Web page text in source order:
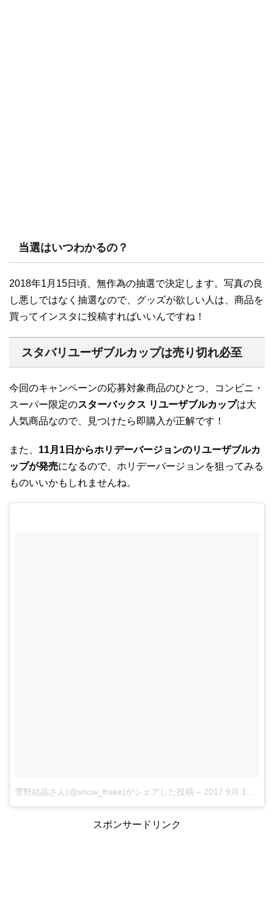
当選はいつわかるの？
2018年1月15日頃、無作為の抽選で決定します。写真の良
し悪しではなく抽選なので、グッズが欲しい人は、商品を
買ってインスタに投稿すればいいんですね！
スタバリユーザブルカップは売り切れ必至
今回のキャンペーンの応募対象商品のひとつ、コンビニ・
スーパー限定のスターバックス リユーザブルカップは大
人気商品なので、見つけたら即購入が正解です！
また、 11月1日からホリデーバージョンのリユーザブルカ
ップが発売になるので、ホリデーバージョンを狙ってみる
ものいいかもしれませんね。
雪野結晶さん(@snow_frake)がシェアした投稿 – 2017 9月 15 1:44午前 PDT
スポンサードリンク